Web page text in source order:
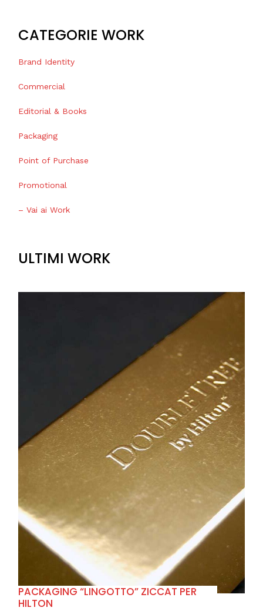
CATEGORIE WORK
Brand Identity
Commercial
Editorial & Books
Packaging
Point of Purchase
Promotional
– Vai ai Work
ULTIMI WORK
PACKAGING “LINGOTTO” ZICCAT PER
HILTON